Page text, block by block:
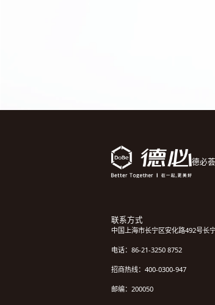
德必荟
联系方式
中国上海市长宁区安化路492号长
电话：86-21-3250 8752
招商热线：400-0300-947
邮编：200050